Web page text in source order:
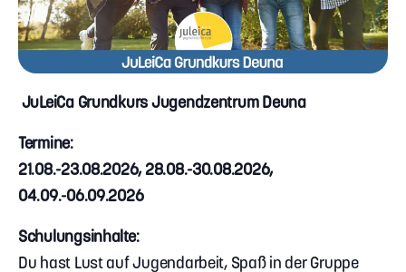
JuLeiCa Grundkurs Jugendzentrum Deuna
Termine:
21.08.-23.08.2026, 28.08.-30.08.2026,
04.09.-06.09.2026
Schulungsinhalte:
Du hast Lust auf Jugendarbeit, Spaß in der Gruppe